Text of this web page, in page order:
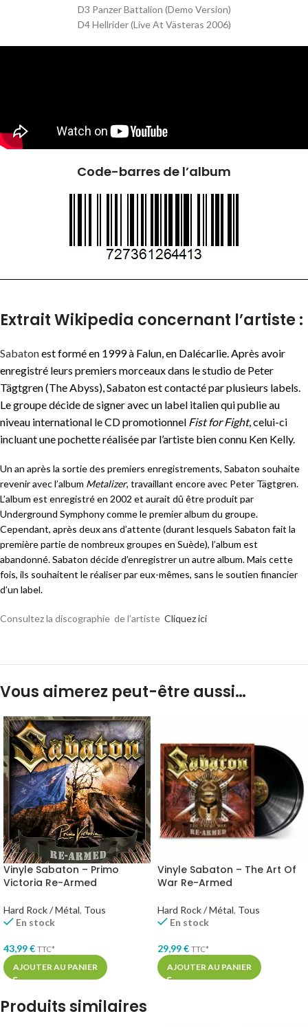
D3 Panzer Battalion (Demo Version)
D4 Hellrider (Live At Västeras 2006)
Code-barres de l’album
Extrait Wikipedia concernant l’artiste :
Sabatonest formé en 1999 à Falun, en Dalécarlie. Après avoir
enregistré leurs premiers morceaux dans le studio de Peter
Tägtgren (The Abyss), Sabaton est contacté par plusieurs labels.
Le groupe décide de signer avec un label italien qui publie au
niveau international le CD promotionnel Fist for Fight, celui-ci
incluant une pochette réalisée par l’artiste bien connu Ken Kelly.
Un an après la sortie des premiers enregistrements, Sabaton souhaite
revenir avec l’album Metalizer, travaillant encore avec Peter Tägtgren.
L’album est enregistré en 2002 et aurait dû être produit par
Underground Symphony comme le premier album du groupe.
Cependant, après deux ans d’attente (durant lesquels Sabaton fait la
première partie de nombreux groupes en Suède), l’album est
abandonné. Sabaton décide d’enregistrer un autre album. Mais cette
fois, ils souhaitent le réaliser par eux-mêmes, sans le soutien financier
d’un label.
Consultez la discographie de l’artiste Cliquez ici
Vous aimerez peut-être aussi…
Vinyle Sabaton – Primo
Victoria Re-Armed
Hard Rock / Métal, Tous
En stock
43,99€ TTC*
AJOUTER AU PANIER
Vinyle Sabaton – The Art Of
War Re-Armed
Hard Rock / Métal, Tous
En stock
29,99€ TTC*
AJOUTER AU PANIER
Produits similaires